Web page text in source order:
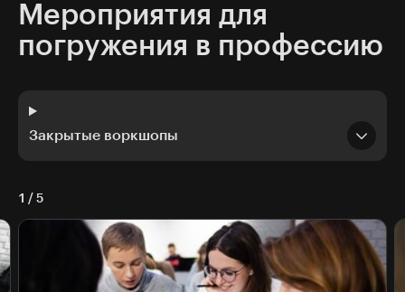
Мероприятия для
погружения в профессию
Закрытые воркшопы
1 / 5